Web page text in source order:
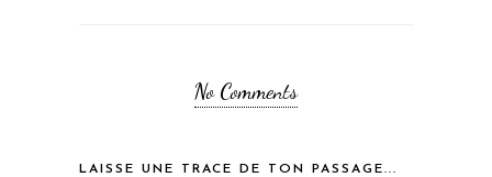
No Comments
LAISSE UNE TRACE DE TON PASSAGE...